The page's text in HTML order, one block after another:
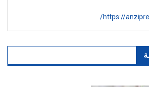
https://